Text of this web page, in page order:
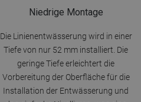
Niedrige Montage
Die Linienentwässerung wird in einer
Tiefe von nur 52 mm installiert. Die
geringe Tiefe erleichtert die
Vorbereitung der Oberfläche für die
Installation der Entwässerung und